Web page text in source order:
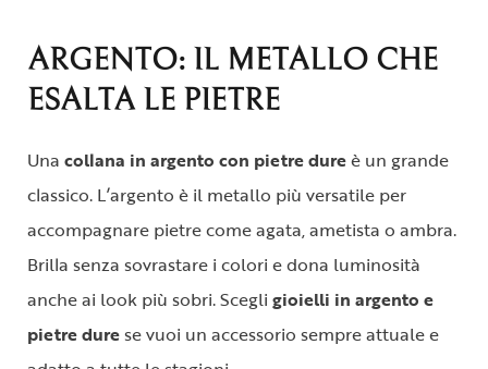
ARGENTO: IL METALLO CHE
ESALTA LE PIETRE
Una collana in argento con pietre dureè un grande
classico. L’argento è il metallo più versatile per
accompagnare pietre come agata, ametista o ambra.
Brilla senza sovrastare i colori e dona luminosità
anche ai look più sobri. Scegli gioielli in argento e
pietre durese vuoi un accessorio sempre attuale e